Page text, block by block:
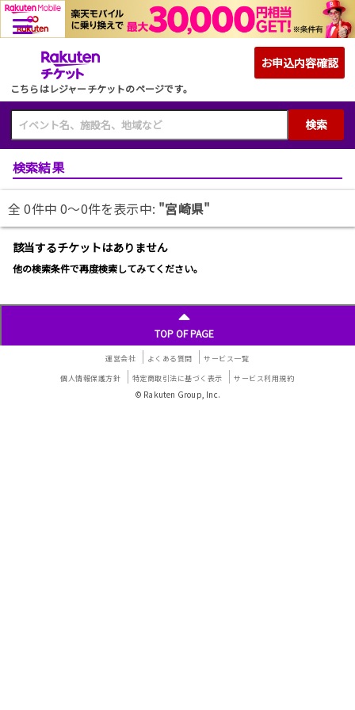
こちらはレジャーチケットのページです。
検索
検索結果
全 0件中 0〜0件を表示中: "宮崎県"
該当するチケットはありません
他の検索条件で再度検索してみてください。
TOP OF PAGE
運営会社 よくある質問
サービス一覧
個人情報保護方針
特定商取引法に基づく表示 サービス利用規約
© Rakuten Group, Inc.